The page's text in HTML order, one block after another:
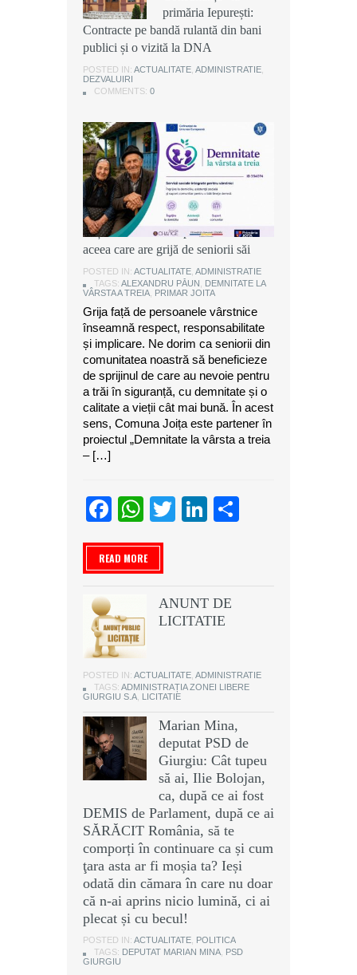
primăria Iepurești:
Contracte pe bandă rulantă din bani
publici și o vizită la DNA
POSTED IN: ACTUALITATE ADMINISTRATIE
DEZVALUIRI
COMMENTS: 0
primăria Iepurești:
Contracte pe bandă rulantă din bani
publici și o vizită la DNA
POSTED IN: ACTUALITATE ADMINISTRATIE
DEZVALUIRI
COMMENTS: 0
primăria Iepurești:
Contracte pe bandă rulantă din bani
publici și o vizită la DNA
POSTED IN: ACTUALITATE ADMINISTRATIE
DEZVALUIRI
COMMENTS: 0
Alexandru Păun, primarul comunei
Joița: O comunitate puternică este
aceea care are grijă de seniorii săi
POSTED IN: ACTUALITATE ADMINISTRATIE
TAGS: ALEXANDRU PĂUN
DEMNITATE LA
VÂRSTA A TREIA PRIMAR JOITA
Grija față de persoanele vârstnice
înseamnă respect, responsabilitate
și implicare. Ne dorim ca seniorii din
comunitatea noastră să beneficieze
de sprijinul de care au nevoie pentru
a trăi în siguranță, cu demnitate și o
calitate a vieții cât mai bună. În acest
sens, Comuna Joița este partener în
proiectul „Demnitate la vârsta a treia
– […]
Facebook
WhatsApp
TwitterLinkedIn
READ MORE
ANUNT DE
LICITATIE
POSTED IN: ACTUALITATE ADMINISTRATIE
TAGS: ADMINISTRAȚIA ZONEI LIBERE
GIURGIU S.A LICITATIE
Marian Mina,
deputat PSD de
Giurgiu: Cât tupeu
să ai, Ilie Bolojan,
ca, după ce ai fost
DEMIS de Parlament, după ce ai
SĂRĂCIT România, să te
comporți în continuare ca și cum
ţara asta ar fi moșia ta? Ieși
odată din cămara în care nu doar
că n-ai aprins nicio lumină, ci ai
plecat și cu becul!
POSTED IN: ACTUALITATE POLITICA
TAGS: DEPUTAT MARIAN MINA PSD
GIURGIU